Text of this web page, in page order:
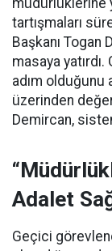
müdürlüklerine
tartışmaları
Başkanı Togan
masaya
adım
üzerinden
Demircan,
Adalet
Geçici